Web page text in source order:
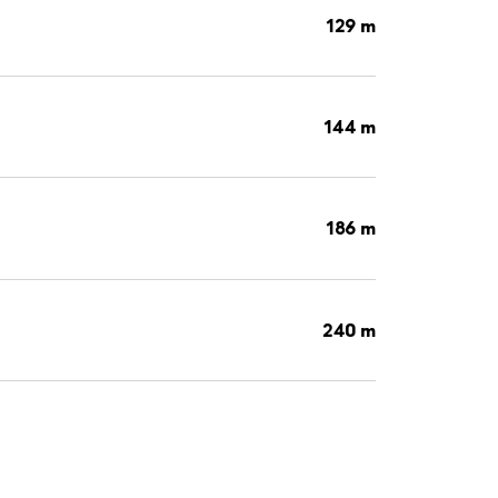
129 m
144 m
186 m
240 m